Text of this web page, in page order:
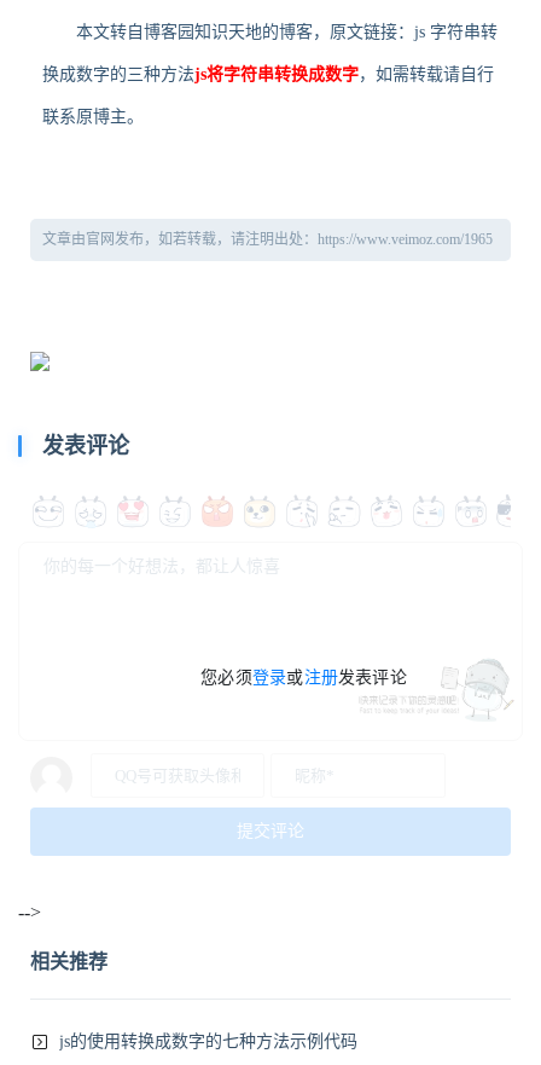
本文转自博客园知识天地的博客，原文链接：js 字符串转
换成数字的三种方法js将字符串转换成数字，如需转载请自行
联系原博主。
文章由官网发布，如若转载，请注明出处：https://www.veimoz.com/1965
发表评论
您必须登录或注册发表评论
-->
相关推荐
js的使用转换成数字的七种方法示例代码